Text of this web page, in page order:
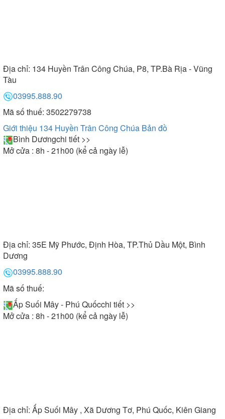
Địa chỉ: 134 Huyền Trân Công Chúa, P8, TP.Bà Rịa - Vũng
Tàu
03995.888.90
Mã số thuế: 3502279738
Giới thiệu 134 Huyền Trân Công Chúa Bản đồ
Bình Dươngchi tiết >>
Mở cửa : 8h - 21h00 (kể cả ngày lễ)
Địa chỉ: 35E Mỹ Phước, Định Hòa, TP.Thủ Dầu Một, Bình
Dương
03995.888.90
Mã số thuế:
Ấp Suối Mây - Phú Quốcchi tiết >>
Mở cửa : 8h - 21h00 (kể cả ngày lễ)
Địa chỉ: Ấp Suối Mây , Xã Dương Tơ, Phú Quốc, Kiên Giang